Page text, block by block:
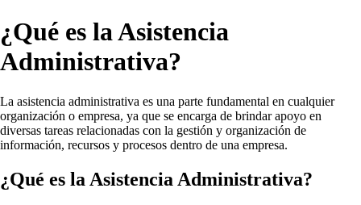
¿Qué es la Asistencia
Administrativa?
La asistencia administrativa es una parte fundamental en cualquier
organización o empresa, ya que se encarga de brindar apoyo en
diversas tareas relacionadas con la gestión y organización de
información, recursos y procesos dentro de una empresa.
¿Qué es la Asistencia Administrativa?